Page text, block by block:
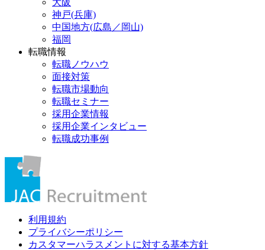
神戸(兵庫)
中国地方(広島／岡山)
福岡
転職情報
転職ノウハウ
面接対策
転職市場動向
転職セミナー
採用企業情報
採用企業インタビュー
転職成功事例
利用規約
プライバシーポリシー
カスタマーハラスメントに対する基本方針